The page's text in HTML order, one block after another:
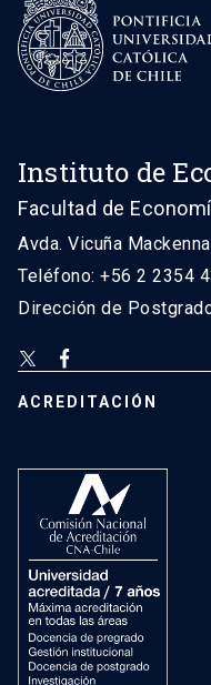
Instituto de
Facultad de
Avda. Vicuña
Teléfono: +56 2 2354
Dirección de
ACREDITACIÓN